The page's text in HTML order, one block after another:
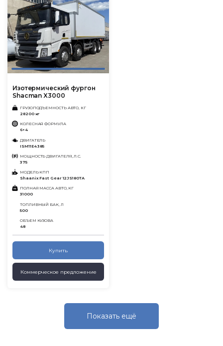
Изотермический фургон
Shacman X3000
ГРУЗОПОДЪЕМНОСТЬ АВТО, КГ
28200 кг
КОЛЕСНАЯ ФОРМУЛА
6×4
ДВИГАТЕЛЬ
ISM11E4 385
МОЩНОСТЬ ДВИГАТЕЛЯ, Л.С.
375
МОДЕЛЬ КПП
Shaanix Fast Gear 12JS180TA
ПОЛНАЯ МАССА АВТО, КГ
31000
ТОПЛИВНЫЙ БАК, Л
500
ОБЪЕМ КУЗОВА
48
Купить
Коммерческое предложение
Показать eщё